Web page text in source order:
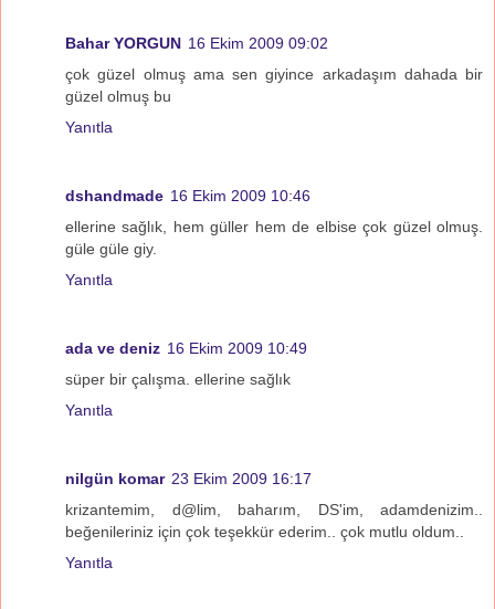
Bahar YORGUN 16 Ekim 2009 09:02
çok güzel olmuş ama sen giyince arkadaşım dahada bir
güzel olmuş bu
Yanıtla
dshandmade 16 Ekim 2009 10:46
ellerine sağlık, hem güller hem de elbise çok güzel olmuş.
güle güle giy.
Yanıtla
ada ve deniz 16 Ekim 2009 10:49
süper bir çalışma. ellerine sağlık
Yanıtla
nilgün komar 23 Ekim 2009 16:17
krizantemim, d@lim, baharım, DS'im, adamdenizim..
beğenileriniz için çok teşekkür ederim.. çok mutlu oldum..
Yanıtla